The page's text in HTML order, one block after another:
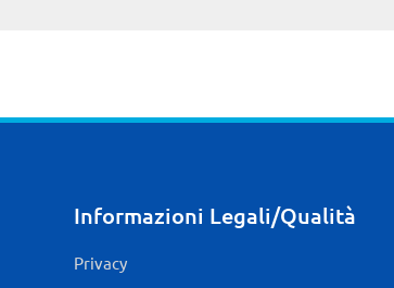
Informazioni Legali/Qualità
Privacy